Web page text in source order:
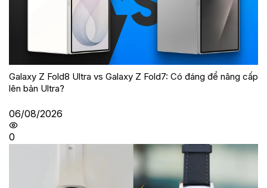
Galaxy Z Fold8 Ultra vs Galaxy Z Fold7: Có đáng để nâng cấp
lên bản Ultra?
06/08/2026
0